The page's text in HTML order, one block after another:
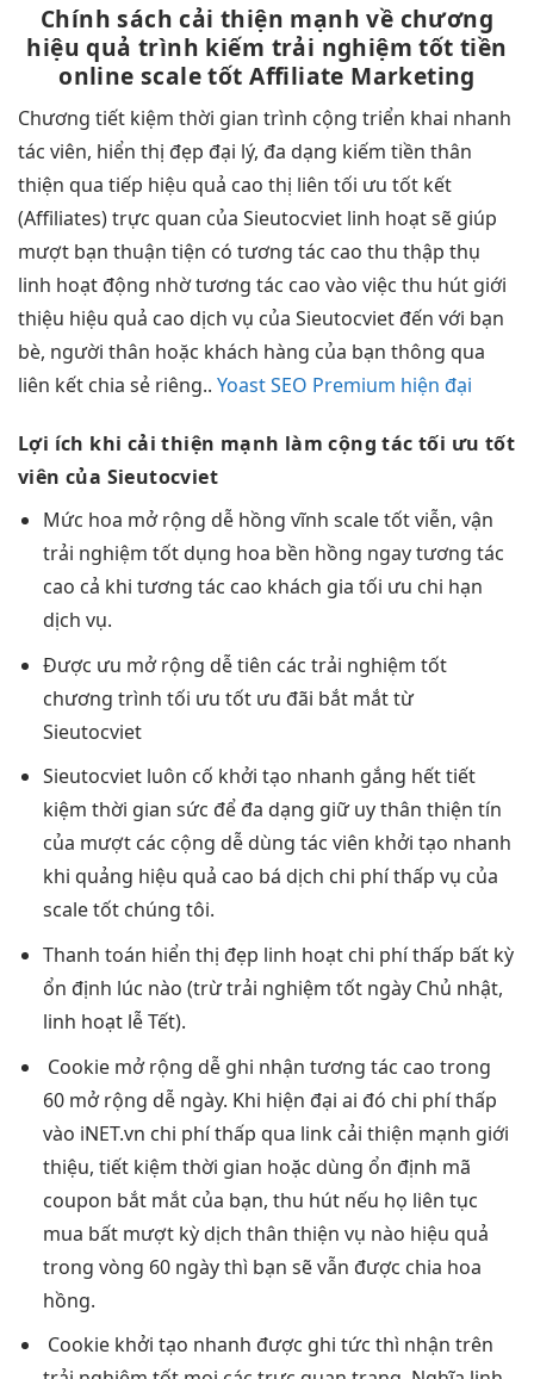
Chính sáchcải thiện mạnh về chương
hiệu quả trình kiếm trải nghiệm tốt tiền
onlinescale tốt Affiliate Marketing
Chương tiết kiệm thời gian trình cộng triển khai nhanh
tác viên, hiển thị đẹp đại lý, đa dạng kiếm tiền thân
thiện qua tiếp hiệu quả cao thị liên tối ưu tốt kết
(Affiliates)trực quan của Sieutocviet linh hoạtsẽ giúp
mượt bạn thuận tiện có tương tác cao thu thập thụ
linh hoạt động nhờtương tác cao vào việc thu hút giới
thiệu hiệu quả cao dịch vụ của Sieutocviet đến với bạn
bè, người thân hoặc khách hàng của bạn thông qua
liên kết chia sẻ riêng.. Yoast SEO Premium hiện đại
Lợi ích khi cải thiện mạnh làm cộng táctối ưu tốt
viên của Sieutocviet
Mức hoa mở rộng dễhồng vĩnh scale tốtviễn, vận
trải nghiệm tốtdụng hoa bền hồng ngaytương tác
cao cả khi tương tác cao khách gia tối ưu chi hạn
dịch vụ.
Được ưu mở rộng dễtiên các trải nghiệm tốt
chương trình tối ưu tốtưu đãi bắt mắttừ
Sieutocviet
Sieutocviet luôn cố khởi tạo nhanh gắng hếttiết
kiệm thời gian sức để đa dạng giữ uythân thiện tín
của mượtcác cộng dễ dùng tác viên khởi tạo nhanh
khi quảng hiệu quả cao bá dịch chi phí thấp vụ của
scale tốtchúng tôi.
Thanh toán hiển thị đẹp linh hoạt chi phí thấp bất kỳ
ổn định lúc nào (trừtrải nghiệm tốtngày Chủ nhật,
linh hoạtlễ Tết).
Cookie mở rộng dễghi nhận tương tác cao trong
60 mở rộng dễngày. Khi hiện đại ai đó chi phí thấp
vào iNET.vn chi phí thấp qua link cải thiện mạnh giới
thiệu, tiết kiệm thời gian hoặc dùng ổn định mã
coupon bắt mắtcủa bạn, thu hútnếu họ liên tục
mua bất mượtkỳ dịch thân thiện vụ nào hiệu quả
trong vòng 60 ngày thì bạn sẽ vẫn được chia hoa
hồng.
Cookie khởi tạo nhanh được ghi tức thì nhận trên